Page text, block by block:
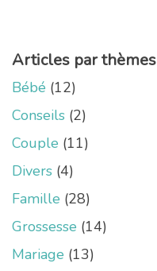
Articles par thèmes
Bébé (12)
Conseils (2)
Couple (11)
Divers (4)
Famille (28)
Grossesse (14)
Mariage (13)